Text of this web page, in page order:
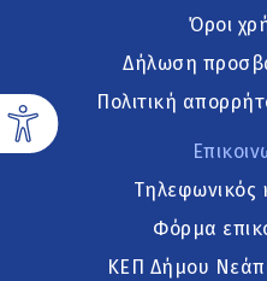
Όροι
Δήλωση
Πολιτική
Τηλεφωνικός
Φόρμα
ΚΕΠ Δήμου